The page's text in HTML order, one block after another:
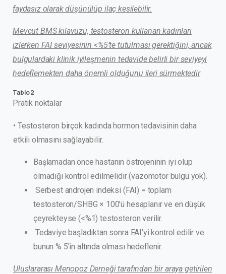
faydasız olarak düşünülüp ilaç kesilebilir.
Mevcut BMS kılavuzu, testosteron kullanan kadınları
izlerken FAI seviyesinin <%5’te tutulması gerektiğini, ancak
bulgulardaki klinik iyileşmenin tedavide belirli bir seviyeyi
hedeflemekten daha önemli olduğunu ileri sürmektedir
Tablo 2
Pratik noktalar
• Testosteron birçok kadında hormon tedavisinin daha
etkili olmasını sağlayabilir.
Başlamadan önce hastanın östrojeninin iyi olup
olmadığı kontrol edilmelidir (vazomotor bulgu yok).
Serbest androjen indeksi (FAI) = toplam
testosteron/SHBG × 100’ü hesaplanır ve en düşük
çeyrekteyse (<%1) testosteron verilir.
Tedaviye başladıktan sonra FAI’yi kontrol edilir ve
bunun % 5’in altında olması hedeflenir.
Uluslararası Menopoz Derneği tarafından bir araya getirilen